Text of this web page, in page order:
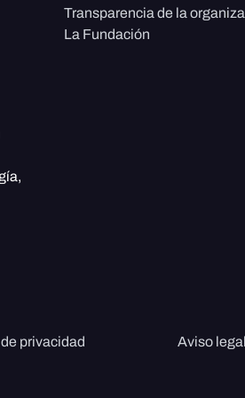
Transparencia de la
La Fundación
privacidad Aviso legal